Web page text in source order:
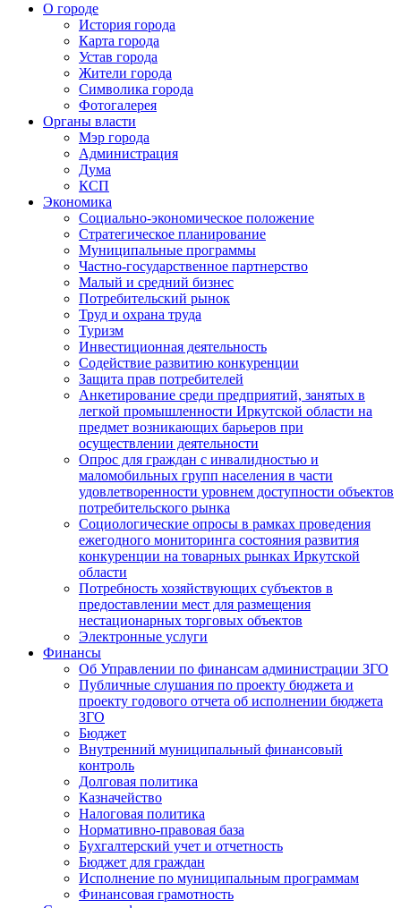
О городе
История города
Карта города
Устав города
Жители города
Символика города
Фотогалерея
Органы власти
Мэр города
Администрация
Дума
КСП
Экономика
Социально-экономическое положение
Стратегическое планирование
Муниципальные программы
Частно-государственное партнерство
Малый и средний бизнес
Потребительский рынок
Труд и охрана труда
Туризм
Инвестиционная деятельность
Содействие развитию конкуренции
Защита прав потребителей
Анкетирование среди предприятий, занятых в
легкой промышленности Иркутской области на
предмет возникающих барьеров при
осуществлении деятельности
Опрос для граждан с инвалидностью и
маломобильных групп населения в части
удовлетворенности уровнем доступности объектов
потребительского рынка
Социологические опросы в рамках проведения
ежегодного мониторинга состояния развития
конкуренции на товарных рынках Иркутской
области
Потребность хозяйствующих субъектов в
предоставлении мест для размещения
нестационарных торговых объектов
Электронные услуги
Финансы
Об Управлении по финансам администрации ЗГО
Публичные слушания по проекту бюджета и
проекту годового отчета об исполнении бюджета
ЗГО
Бюджет
Внутренний муниципальный финансовый
контроль
Долговая политика
Казначейство
Налоговая политика
Нормативно-правовая база
Бухгалтерский учет и отчетность
Бюджет для граждан
Исполнение по муниципальным программам
Финансовая грамотность